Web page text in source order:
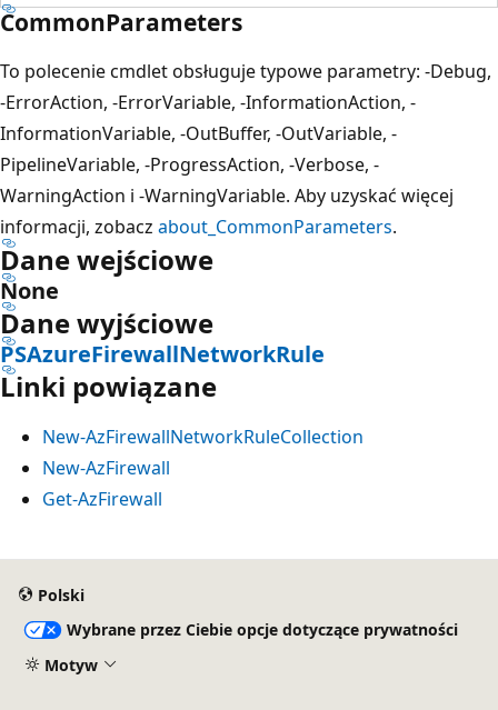
CommonParameters
To polecenie cmdlet obsługuje typowe parametry: -Debug,
-ErrorAction, -ErrorVariable, -InformationAction, -
InformationVariable, -OutBuffer, -OutVariable, -
PipelineVariable, -ProgressAction, -Verbose, -
WarningAction i -WarningVariable. Aby uzyskać więcej
informacji, zobacz about_CommonParameters.
Dane wejściowe
None
Dane wyjściowe
PSAzureFirewallNetworkRule
Linki powiązane
New-AzFirewallNetworkRuleCollection
New-AzFirewall
Get-AzFirewall
Polski
Wybrane przez Ciebie opcje dotyczące prywatności
Motyw